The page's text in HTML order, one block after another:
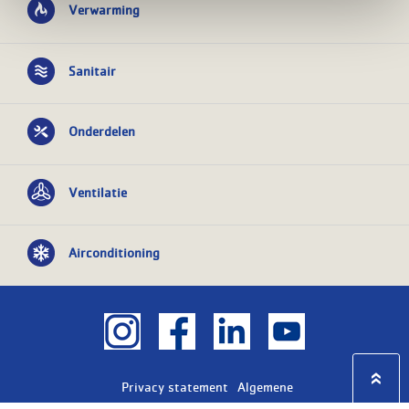
Verwarming
Sanitair
Onderdelen
Ventilatie
Airconditioning
Privacy statement
Algemene